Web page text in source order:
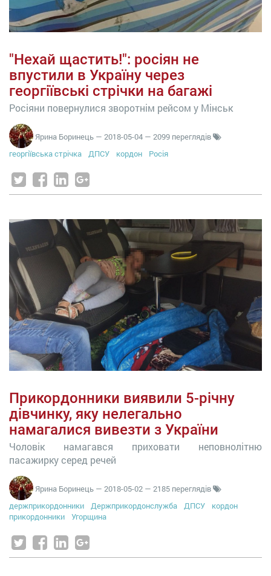
"Нехай щастить!": росіян не
впустили в Україну через
георгіївські стрічки на багажі
Росіяни повернулися зворотнім рейсом у Мінськ
Ярина Боринець — 2018-05-04 — 2099 переглядів
георгіївська стрічка
ДПСУ кордон Росія
Прикордонники виявили 5-річну
дівчинку, яку нелегально
намагалися вивезти з України
Чоловік намагався приховати неповнолітню
пасажирку серед речей
Ярина Боринець — 2018-05-02 — 2185 переглядів
держприкордонники
Держприкордонслужба ДПСУ
кордон
прикордонники
Угорщина